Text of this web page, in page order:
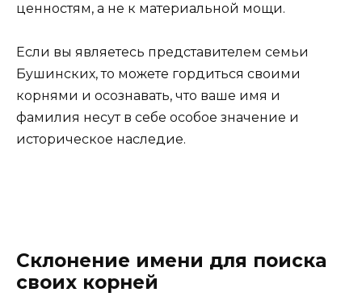
ценностям, а не к материальной мощи.
Если вы являетесь представителем семьи
Бушинских, то можете гордиться своими
корнями и осознавать, что ваше имя и
фамилия несут в себе особое значение и
историческое наследие.
Склонение имени для поиска
своих корней